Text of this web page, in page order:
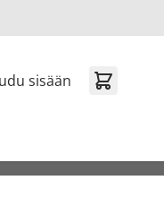
sisään